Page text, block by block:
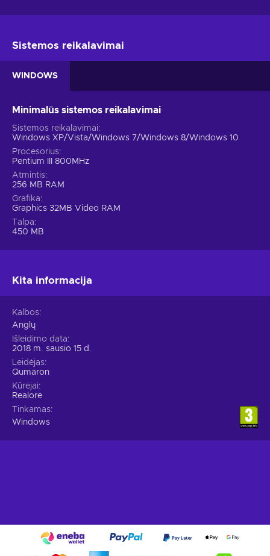
Sistemos reikalavimai
WINDOWS
Minimalūs sistemos reikalavimai
Sistemos reikalavimai
Windows XP/Vista/Windows 7/Windows 8/Windows 10
Procesorius
Pentium III 800MHz
Atmintis
256 MB RAM
Grafika
Graphics 32MB Video RAM
Talpa
450 MB
Kita informacija
Kalbos
Anglų
Išleidimo data
2018 m. sausio 15 d.
Leidėjas
Qumaron
Kūrėjai
Realore
Tinkamas
Windows